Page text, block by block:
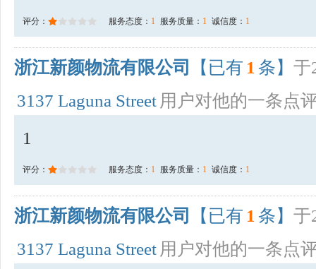
评分： 服务态度： 1 服务质量： 1 诚信度： 1
浙江新颜物流有限公司 【已有 1 条】 于
3137 Laguna Street 用户对他的一条点
1
评分： 服务态度： 1 服务质量： 1 诚信度： 1
浙江新颜物流有限公司 【已有 1 条】 于
3137 Laguna Street 用户对他的一条点